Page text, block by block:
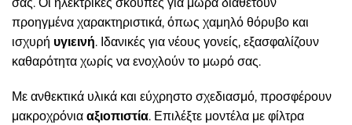
προηγμένα χαρακτηριστικά, όπως χαμηλό θόρυβο και
ισχυρή υγιεινή. Ιδανικές για νέους γονείς, εξασφαλίζουν
καθαρότητα χωρίς να ενοχλούν το μωρό σας.
Με ανθεκτικά υλικά και εύχρηστο σχεδιασμό, προσφέρουν
μακροχρόνια αξιοπιστία. Επιλέξτε μοντέλα με φίλτρα